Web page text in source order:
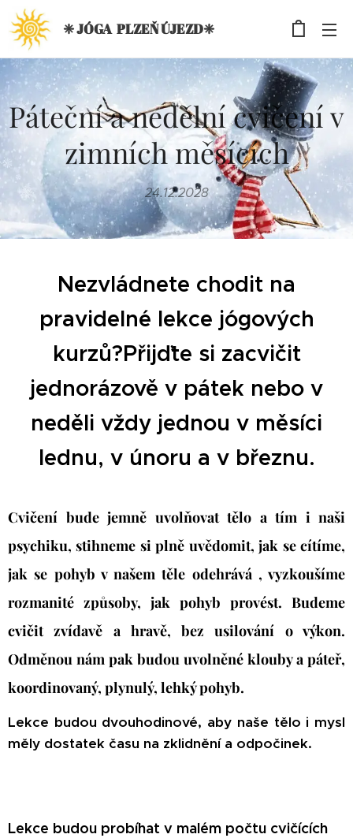
❈ JÓGA PLZEŇ ÚJEZD❈
Páteční a nedělní cvičení v
zimních měsících
24.12.2028
Nezvládnete chodit na
pravidelné lekce jógových
kurzů?Přijďte si zacvičit
jednorázově v pátek nebo v
neděli vždy jednou v měsíci
lednu, v únoru a v březnu.
Cvičení bude jemně uvolňovat tělo a tím i naši
psychiku, stihneme si plně uvědomit, jak se cítíme,
jak se pohyb v našem těle odehrává , vyzkoušíme
rozmanité způsoby, jak pohyb provést. Budeme
cvičit zvídavě a hravě, bez usilování o výkon.
Odměnou nám pak budou uvolněné klouby a páteř,
koordinovaný, plynulý, lehký pohyb.
Lekce budou dvouhodinové, aby naše tělo i mysl
měly dostatek času na zklidnění a odpočinek.
Lekce budou probíhat v malém počtu cvičících